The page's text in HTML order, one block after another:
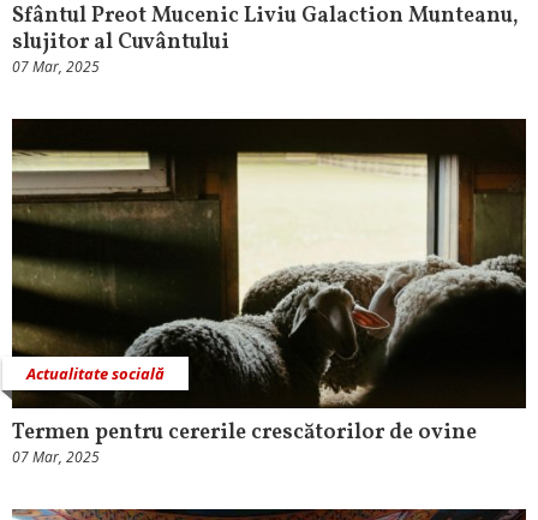
Sfântul Preot Mucenic Liviu Galaction Munteanu,
slujitor al Cuvântului
07 Mar, 2025
Actualitate socială
Termen pentru cererile crescătorilor de ovine
07 Mar, 2025